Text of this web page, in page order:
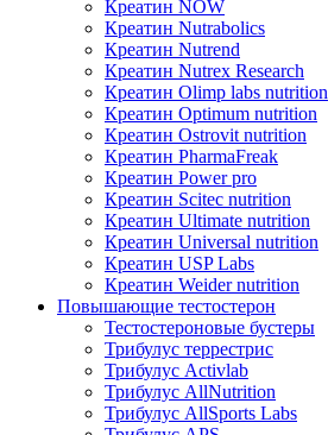
Креатин NOW
Креатин Nutrabolics
Креатин Nutrend
Креатин Nutrex Research
Креатин Olimp labs nutrition
Креатин Optimum nutrition
Креатин Ostrovit nutrition
Креатин PharmaFreak
Креатин Power pro
Креатин Scitec nutrition
Креатин Ultimate nutrition
Креатин Universal nutrition
Креатин USP Labs
Креатин Weider nutrition
Повышающие тестостерон
Тестостероновые бустеры
Трибулус террестрис
Трибулус Activlab
Трибулус AllNutrition
Трибулус AllSports Labs